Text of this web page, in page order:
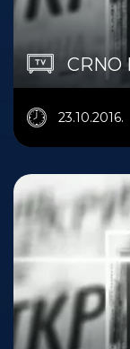
CRNO
23.10.2016.